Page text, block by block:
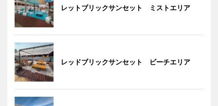
レットブリックサンセット ミストエリア
レッドブリックサンセット ビーチエリア